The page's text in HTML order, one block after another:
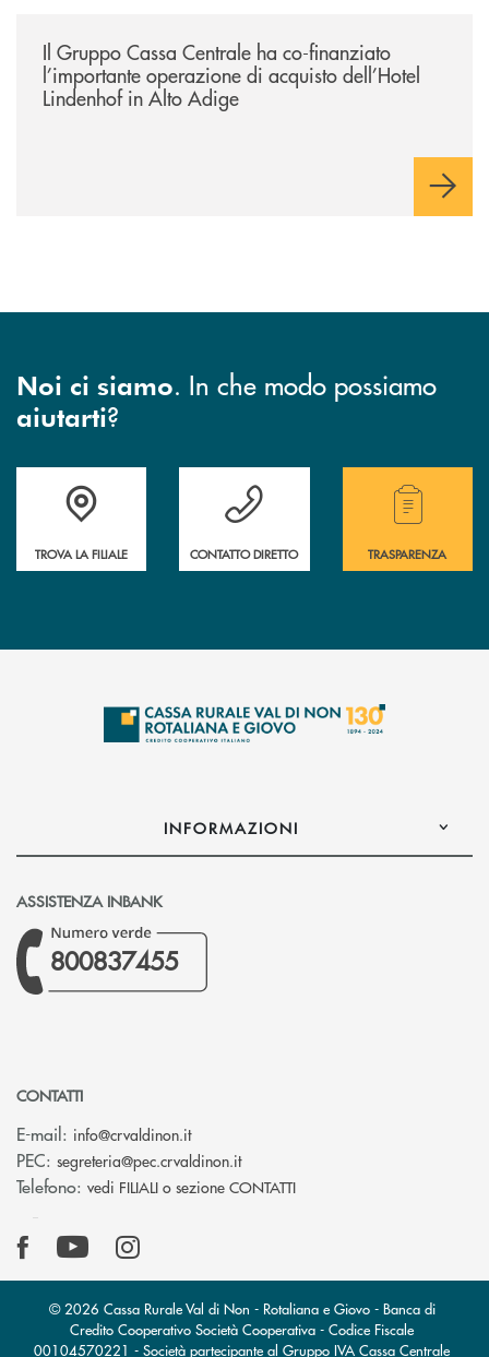
Il Gruppo Cassa Centrale ha co-finanziato
l’importante operazione di acquisto dell’Hotel
Lindenhof in Alto Adige
Noi ci siamo. In che modo possiamo
aiutarti?
Accedi all' elenco completo di indirizzo, telefono e mail delle nostre
TROVA LA FILIALE
Hai bisogno di assistenza immediata?
CONTATTO DIRETTO
Hai bisogno di
TRASPARENZA
INFORMAZIONI
ASSISTENZA INBANK
800837455
CONTATTI
E-mail: info@crvaldinon.it(si apre l’app di posta elettronica)
PEC: segreteria@pec.crvaldinon.it(si apre l’app di posta
Telefono: vedi FILIALI o sezione CONTATTI
© 2026 Cassa Rurale Val di Non - Rotaliana e Giovo - Banca di
Credito Cooperativo Società Cooperativa - Codice Fiscale
00104570221 - Società partecipante al Gruppo IVA Cassa Centrale